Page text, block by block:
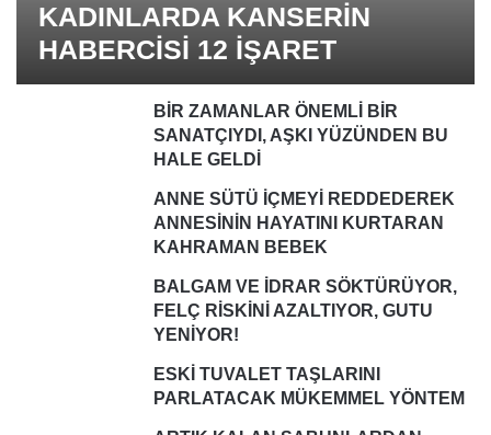
KADINLARDA KANSERİN
HABERCİSİ 12 İŞARET
BİR ZAMANLAR ÖNEMLİ BİR
SANATÇIYDI, AŞKI YÜZÜNDEN BU
HALE GELDİ
ANNE SÜTÜ İÇMEYİ REDDEDEREK
ANNESİNİN HAYATINI KURTARAN
KAHRAMAN BEBEK
BALGAM VE İDRAR SÖKTÜRÜYOR,
FELÇ RİSKİNİ AZALTIYOR, GUTU
YENİYOR!
ESKİ TUVALET TAŞLARINI
PARLATACAK MÜKEMMEL YÖNTEM